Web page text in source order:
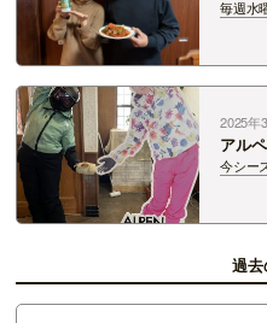
チャ
毎週水
中！
んじ
純米生
ニ…
2025年
アル
今シー
ログ⑦
界隈
ックス
過